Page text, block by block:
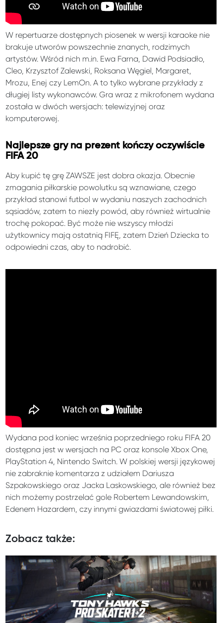
W repertuarze dostępnych piosenek w wersji karaoke nie
brakuje utworów powszechnie znanych, rodzimych
artystów. Wśród nich m.in. Ewa Farna, Dawid Podsiadło,
Cleo, Krzysztof Zalewski, Roksana Węgiel, Margaret,
Mrozu, Enej czy LemOn. A to tylko wybrane przykłady z
długiej listy wykonawców. Gra wraz z mikrofonem wydana
została w dwóch wersjach: telewizyjnej oraz
komputerowej.
Najlepsze gry na prezent kończy oczywiście
FIFA 20
Aby kupić tę grę ZAWSZE jest dobra okazja. Obecnie
zmagania piłkarskie powolutku są wznawiane, czego
przykład stanowi futbol w wydaniu naszych zachodnich
sąsiadów, zatem to niezły powód, aby również wirtualnie
trochę pokopać. Być może nie wszyscy młodzi
użytkownicy mają ostatnią FIFĘ, zatem Dzień Dziecka to
odpowiedni czas, aby to nadrobić.
Wydana pod koniec września poprzedniego roku FIFA 20
dostępna jest w wersjach na PC oraz konsole Xbox One,
PlayStation 4, Nintendo Switch. W polskiej wersji językowej
nie zabraknie komentarza z udziałem Dariusza
Szpakowskiego oraz Jacka Laskowskiego, ale również bez
nich możemy postrzelać gole Robertem Lewandowskim,
Edenem Hazardem, czy innymi gwiazdami światowej piłki.
Zobacz także: